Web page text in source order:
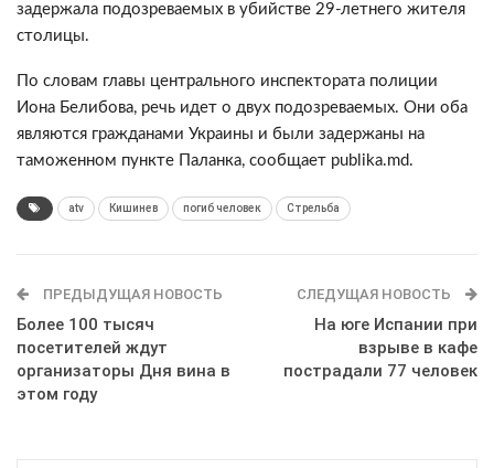
задержала подозреваемых в убийстве 29-летнего жителя
столицы.
По словам главы центрального инспектората полиции
Иона Белибова, речь идет о двух подозреваемых. Они оба
являются гражданами Украины и были задержаны на
таможенном пункте Паланка, сообщает publika.md.
atv Кишинев погиб человек Стрельба
ПРЕДЫДУЩАЯ НОВОСТЬ
Более 100 тысяч
посетителей ждут
организаторы Дня вина в
этом году
СЛЕДУЩАЯ НОВОСТЬ
На юге Испании при
взрыве в кафе
пострадали 77 человек